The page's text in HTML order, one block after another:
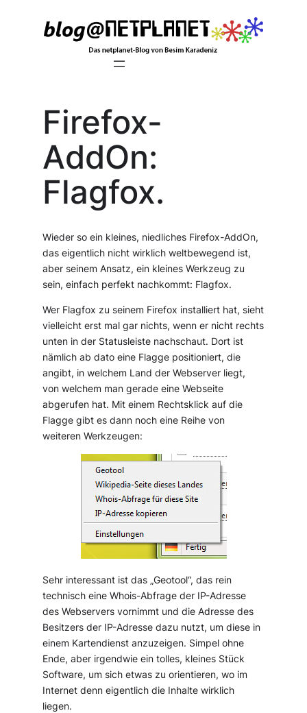
Firefox-
AddOn:
Flagfox.
Wieder so ein kleines, niedliches Firefox-AddOn,
das eigentlich nicht wirklich weltbewegend ist,
aber seinem Ansatz, ein kleines Werkzeug zu
sein, einfach perfekt nachkommt: Flagfox.
Wer Flagfox zu seinem Firefox installiert hat, sieht
vielleicht erst mal gar nichts, wenn er nicht rechts
unten in der Statusleiste nachschaut. Dort ist
nämlich ab dato eine Flagge positioniert, die
angibt, in welchem Land der Webserver liegt,
von welchem man gerade eine Webseite
abgerufen hat. Mit einem Rechtsklick auf die
Flagge gibt es dann noch eine Reihe von
weiteren Werkzeugen:
Sehr interessant ist das „Geotool“, das rein
technisch eine Whois-Abfrage der IP-Adresse
des Webservers vornimmt und die Adresse des
Besitzers der IP-Adresse dazu nutzt, um diese in
einem Kartendienst anzuzeigen. Simpel ohne
Ende, aber irgendwie ein tolles, kleines Stück
Software, um sich etwas zu orientieren, wo im
Internet denn eigentlich die Inhalte wirklich
liegen.